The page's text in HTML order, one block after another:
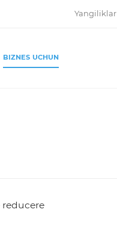
Yangiliklar
BIZNES UCHUN
reducere